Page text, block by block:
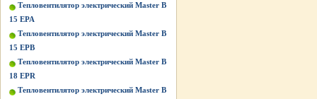
Тепловентилятор электрический Master B
15 EPA
Тепловентилятор электрический Master B
15 EPB
Тепловентилятор электрический Master B
18 EPR
Тепловентилятор электрический Master B